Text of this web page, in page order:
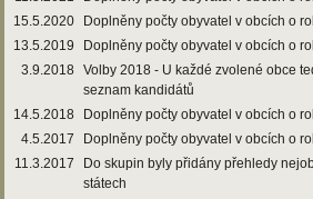
15.5.2020
Doplněny počty obyvatel v obcích o
13.5.2019
Doplněny počty obyvatel v obcích o
3.9.2018 Volby 2018 - U každé zvolené obce
seznam kandidátů
14.5.2018
Doplněny počty obyvatel v obcích o
4.5.2017
Doplněny počty obyvatel v obcích o
11.3.2017
Do skupin byly přidány přehledy
státech